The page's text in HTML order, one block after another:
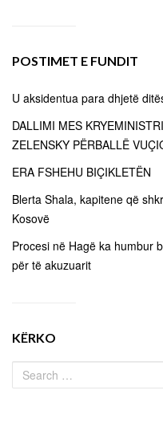
POSTIMET E FUNDIT
U aksidentua para dhjetë
DALLIMI MES
ZELENSKY PËRBALLË
ERA FSHEHU BIÇIKLETËN
Blerta Shala, kapitene që
Kosovë
Procesi në Hagë ka humbur
për të akuzuarit
KËRKO